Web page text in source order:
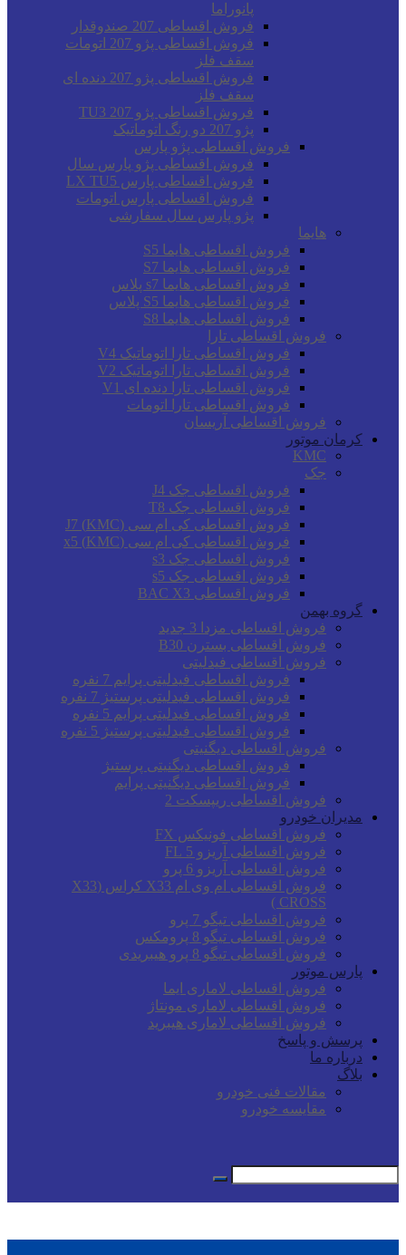
پانوراما
فروش اقساطی 207 صندوقدار
فروش اقساطی پژو 207 اتومات
سقف فلز
فروش اقساطی پژو 207 دنده ای
سقف فلز
فروش اقساطی پژو 207 TU3
پژو 207 دو رنگ اتوماتیک
فروش اقساطی پژو پارس
فروش اقساطی پژو پارس سال
فروش اقساطی پارس LX TU5
فروش اقساطی پارس اتومات
پژو پارس سال سفارشی
هایما
فروش اقساطی هایما S5
فروش اقساطی هایما S7
فروش اقساطی هایما s7 پلاس
فروش اقساطی هایما S5 پلاس
فروش اقساطی هایما S8
فروش اقساطی تارا
فروش اقساطی تارا اتوماتیک V4
فروش اقساطی تارا اتوماتیک V2
فروش اقساطی تارا دنده ای V1
فروش اقساطی تارا اتومات
فروش اقساطی آریسان
کرمان موتور
KMC
جک
فروش اقساطی جک J4
فروش اقساطی جک T8
فروش اقساطی کی ام سی (KMC) J7
فروش اقساطی کی ام سی (KMC) x5
فروش اقساطی جک s3
فروش اقساطی جک s5
فروش اقساطی BAC X3
گروه بهمن
فروش اقساطی مزدا 3 جدید
فروش اقساطی بسترن B30
فروش اقساطی فیدلیتی
فروش اقساطی فیدلیتی پرایم 7 نفره
فروش اقساطی فیدلیتی پرستیژ 7 نفره
فروش اقساطی فیدلیتی پرایم 5 نفره
فروش اقساطی فیدلیتی پرستیژ 5 نفره
فروش اقساطی دیگنیتی
فروش اقساطی دیگنیتی پرستیژ
فروش اقساطی دیگنیتی پرایم
فروش اقساطی ریپسکت 2
مدیران خودرو
فروش اقساطی فونیکس FX
فروش اقساطی آریزو 5 FL
فروش اقساطی آریزو 6 پرو
فروش اقساطی ام وی ام X33 کراس (X33
CROSS )
فروش اقساطی تیگو 7 پرو
فروش اقساطی تیگو 8 پرومکس
فروش اقساطی تیگو 8 پرو هیبریدی
پارس موتور
فروش اقساطی لاماری ایما
فروش اقساطی لاماری مونتاژ
فروش اقساطی لاماری هیبرید
پرسش و پاسخ
درباره ما
بلاگ
مقالات فنی خودرو
مقایسه خودرو